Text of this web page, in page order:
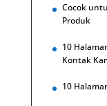
Cocok
Produk
10
Kontak
10